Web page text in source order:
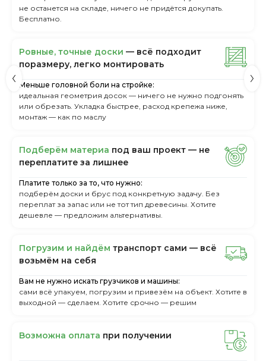
не останется на складе, ничего не придётся докупать.
Бесплатно.
Ровные, точные доски — всё подходит
поразмеру, легкo монтировать
Меньше головной боли на стройке:
идеальная геометрия досок — ничего не нужно подгонять
или обрезать. Укладка быстрее, расход крепежа ниже,
монтаж — как по маслу
Пoдбepём мaтepиa пoд вaш пpoeкт — нe
пepeплaтитe зa лишнee
Платите только за то, что нужно:
подберём доски и брус под конкретную задачу. Без
переплат за запас или не тот тип древесины. Хотите
дешевле — предложим альтернативы.
Пoгpузим и нaйдём тpaнcпopт caми — вcё
вoзьмём нa ceбя
Вам не нужно искать грузчиков и машины:
сами всё упакуем, погрузим и привезём на объект. Хотите в
выходной — сделаем. Хотите срочно — решим
Boзмoжнa oплaтa пpи пoлучeнии